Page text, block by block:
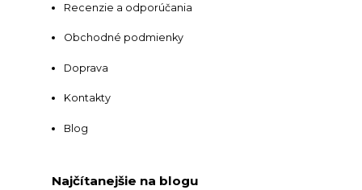
Recenzie a odporúčania
Obchodné podmienky
Doprava
Kontakty
Blog
Najčítanejšie na blogu